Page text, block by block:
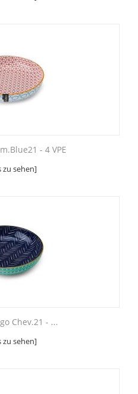
- 4 VPE
zu sehen]
Chev.21 - ...
zu sehen]